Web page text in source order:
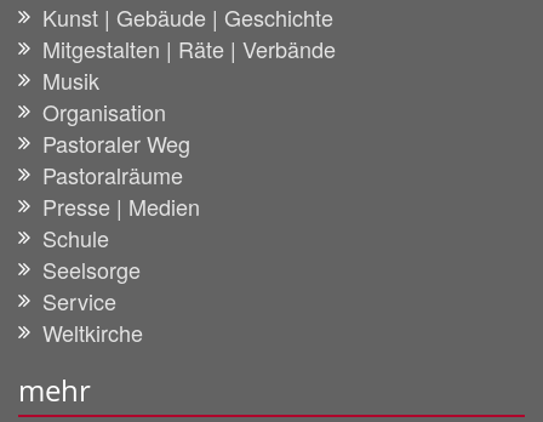
Kunst | Gebäude | Geschichte
Mitgestalten | Räte | Verbände
Musik
Organisation
Pastoraler Weg
Pastoralräume
Presse | Medien
Schule
Seelsorge
Service
Weltkirche
mehr